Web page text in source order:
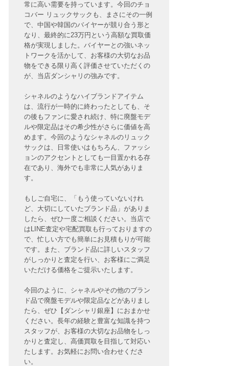
常に高い需要を持っています。今回のチョ
コバー リュックサックも、まさにその一例
で、中国や韓国のバイヤーが競り合う形と
なり、最終的に23万円という高額な買取価
格が実現しました。バイヤーとの強いネッ
トワークを活かして、お客様の大切なお品
物をできる限り高く評価させていただくの
が、当店ダンシャリの強みです。
シャネルのようなハイブランドアイテム
は、流行が一時的に終わったとしても、そ
の後もファンに愛され続け、特に廃盤モデ
ルや限定品はその希少性がさらに価値を高
めます。今回のようなシャネルのリュック
サックは、日常使いはもちろん、ファッシ
ョンのアクセントとしても一目置かれる存
在であり、海外でも非常に人気がありま
す。
もしご自宅に、「もう使っていないけれ
ど、大切にしていたブランド品」がありま
したら、ぜひ一度ご相談ください。当店で
はLINE査定や宅配買取も行っておりますの
で、忙しい方でも簡単にお見積もりが可能
です。また、ブランド品に詳しいスタッフ
がしっかりと査定を行い、お客様にご満足
いただける価格をご提示いたします。
今回のように、シャネルやその他のブラン
ド品で廃盤モデルや限定品などがありまし
たら、ぜひ【ダンシャリ銀座】におまかせ
ください。長年の経験と豊富な知識を持つ
スタッフが、お客様の大切なお品物をしっ
かりと査定し、高価買取を目指して対応い
たします。お気軽にお問い合わせくださ
い。